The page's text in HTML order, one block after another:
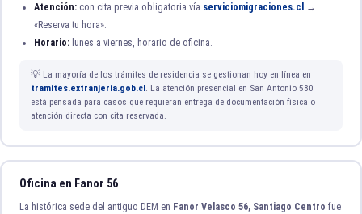
Atención: con cita previa obligatoria vía serviciomigraciones.cl
→
«Reserva tu hora».
Horario: lunes a viernes, horario de oficina.
💡 La mayoría de los trámites de residencia se gestionan hoy en línea en
tramites.extranjeria.gob.cl . La atención presencial en San Antonio 580
está pensada para casos que requieran entrega de documentación física o
atención directa con cita reservada.
Oficina en Fanor 56
La histórica sede del antiguo DEM en Fanor Velasco 56, Santiago Centro fue